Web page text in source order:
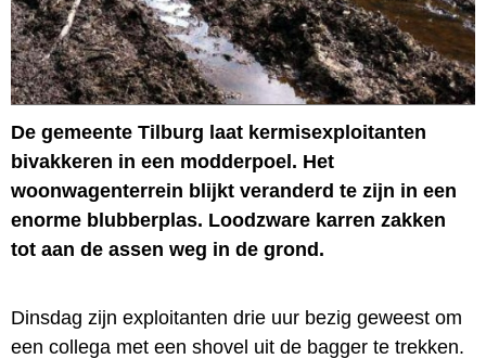
De gemeente Tilburg laat kermisexploitanten
bivakkeren in een modderpoel. Het
woonwagenterrein blijkt veranderd te zijn in een
enorme blubberplas. Loodzware karren zakken
tot aan de assen weg in de grond.
Dinsdag zijn exploitanten drie uur bezig geweest om
een collega met een shovel uit de bagger te trekken.